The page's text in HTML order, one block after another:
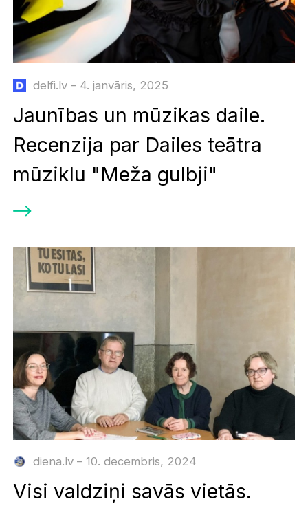
delfi.lv – 4. janvāris, 2025
Jaunības un mūzikas daile.
Recenzija par Dailes teātra
mūziklu "Meža gulbji"
diena.lv – 10. decembris, 2024
Visi valdziņi savās vietās.